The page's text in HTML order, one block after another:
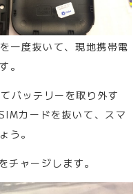
一度抜いて、現地携帯電
。
バッテリーを取り外す
カードを抜いて、スマ
う。
ャージします。